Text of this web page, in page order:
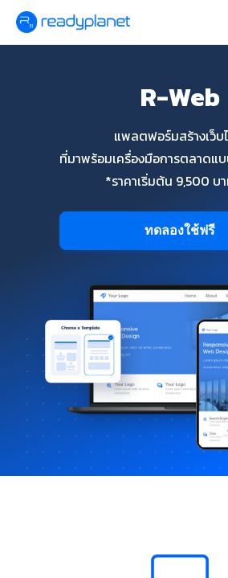
R-Web
แพลตฟอร์มสร้างเว็บ
ที่มาพร้อมเครื่องมือการตลาดแ
*ราคาเริ่มต้น 9,500 บ
ทดลองใช้ฟรี